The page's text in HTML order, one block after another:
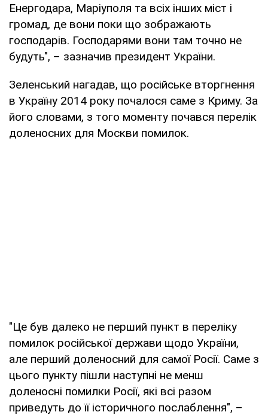
Енергодара, Маріуполя та всіх інших міст і
громад, де вони поки що зображають
господарів. Господарями вони там точно не
будуть", – зазначив президент України.
Зеленський нагадав, що російське вторгнення
в Україну 2014 року почалося саме з Криму. За
його словами, з того моменту почався перелік
доленосних для Москви помилок.
"Це був далеко не перший пункт в переліку
помилок російської держави щодо України,
але перший доленосний для самої Росії. Саме з
цього пункту пішли наступні не менш
доленосні помилки Росії, які всі разом
приведуть до її історичного послаблення", –